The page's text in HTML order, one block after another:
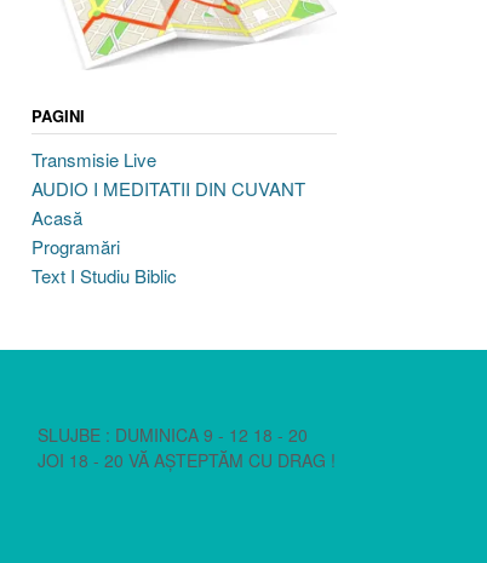
PAGINI
Transmisie Live
AUDIO I MEDITATII DIN CUVANT
Acasă
Programări
Text I Studiu Biblic
SLUJBE : DUMINICA 9 - 12 18 - 20
JOI 18 - 20 VĂ AȘTEPTĂM CU DRAG !